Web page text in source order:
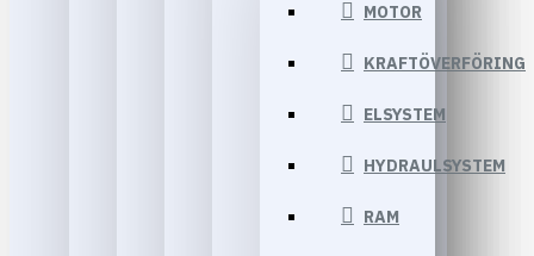
MOTOR
KRAFTÖVERFÖRING
ELSYSTEM
HYDRAULSYSTEM
RAM